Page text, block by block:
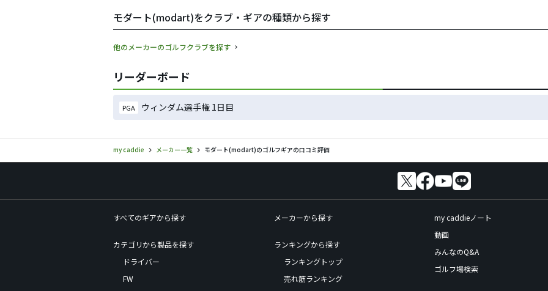
モダート(modart)をクラブ・ギアの種類から探す
他のメーカーのゴルフクラブを探す
リーダーボード
PGA ウィンダム選手権 1日目
my caddie メーカー一覧 モダート(modart)のゴルフギアの口コミ評価
すべてのギアから探す
カテゴリから製品を探す
ドライバー
FW
メーカーから探す
ランキングから探す
ランキングトップ
売れ筋ランキング
my caddieノート
動画
みんなのQ&A
ゴルフ場検索